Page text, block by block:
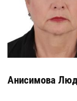
Анисимова